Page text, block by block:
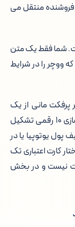
فروشنده منتقل می
شما فقط یک متن
را در شرایط
پرفکت مانی از یک
شماره ووچر ۱۶ رقمی به علاوه یک کد فعال سازی ۱۰ رقمی تشکیل
یوتوپیا یا در
کارت اعتباری تک
نیست و در بخش